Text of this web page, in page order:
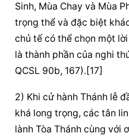
Sinh, Mùa Chay và Mùa
trọng thể và đặc biệt
chủ tế có thể chọn một
là thành phần của nghi
QCSL 90b, 167).[17]
2) Khi cử hành Thánh lễ
khá long trọng, các tân
lành Tòa Thánh cùng với